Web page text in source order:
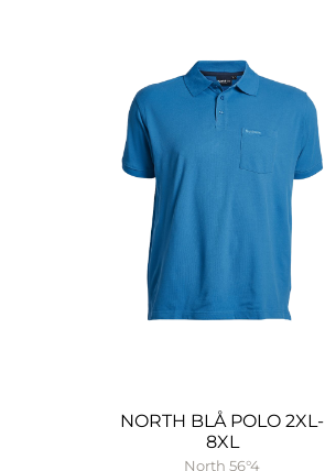
NORTH BLÅ POLO 2XL-
8XL
North 56°4